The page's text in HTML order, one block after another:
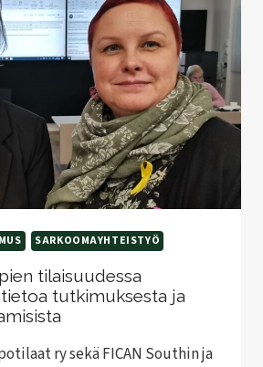
SARKOOMAYHTEISTYÖ
tilaisuudessa
tutkimuksesta ja
ry sekä FICAN Southin ja